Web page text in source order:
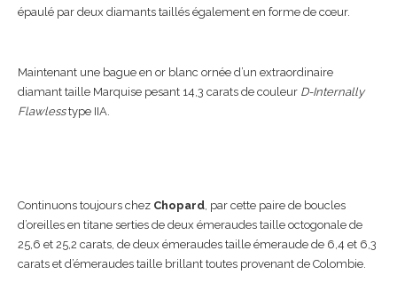
épaulé par deux diamants taillés également en forme de cœur.
Maintenant une bague en or blanc ornée d’un extraordinaire
diamant taille Marquise pesant 14,3 carats de couleur D-Internally
Flawlesstype IIA.
Continuons toujours chez Chopard , par cette paire de boucles
d’oreilles en titane serties de deux émeraudes taille octogonale de
25,6 et 25,2 carats, de deux émeraudes taille émeraude de 6,4 et 6,3
carats et d’émeraudes taille brillant toutes provenant de Colombie.